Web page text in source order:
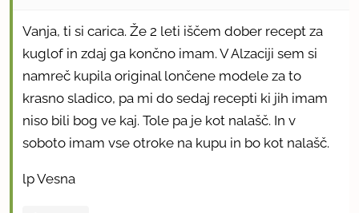
Vanja, ti si carica. Že 2 leti iščem dober recept za
kuglof in zdaj ga končno imam. V Alzaciji sem si
namreč kupila original lončene modele za to
krasno sladico, pa mi do sedaj recepti ki jih imam
niso bili bog ve kaj. Tole pa je kot nalašč. In v
soboto imam vse otroke na kupu in bo kot nalašč.
lp Vesna